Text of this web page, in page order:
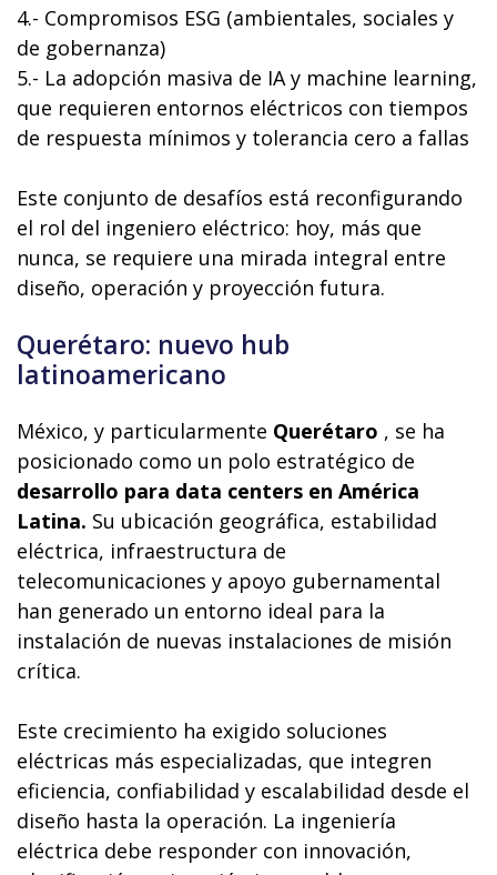
4.- Compromisos ESG (ambientales, sociales y
de gobernanza)
5.- La adopción masiva de IA y machine learning,
que requieren entornos eléctricos con tiempos
de respuesta mínimos y tolerancia cero a fallas
Este conjunto de desafíos está reconfigurando
el rol del ingeniero eléctrico: hoy, más que
nunca, se requiere una mirada integral entre
diseño, operación y proyección futura.
Querétaro: nuevo hub
latinoamericano
México, y particularmente Querétaro , se ha
posicionado como un polo estratégico de
desarrollo para data centers en América
Latina. Su ubicación geográfica, estabilidad
eléctrica, infraestructura de
telecomunicaciones y apoyo gubernamental
han generado un entorno ideal para la
instalación de nuevas instalaciones de misión
crítica.
Este crecimiento ha exigido soluciones
eléctricas más especializadas, que integren
eficiencia, confiabilidad y escalabilidad desde el
diseño hasta la operación. La ingeniería
eléctrica debe responder con innovación,